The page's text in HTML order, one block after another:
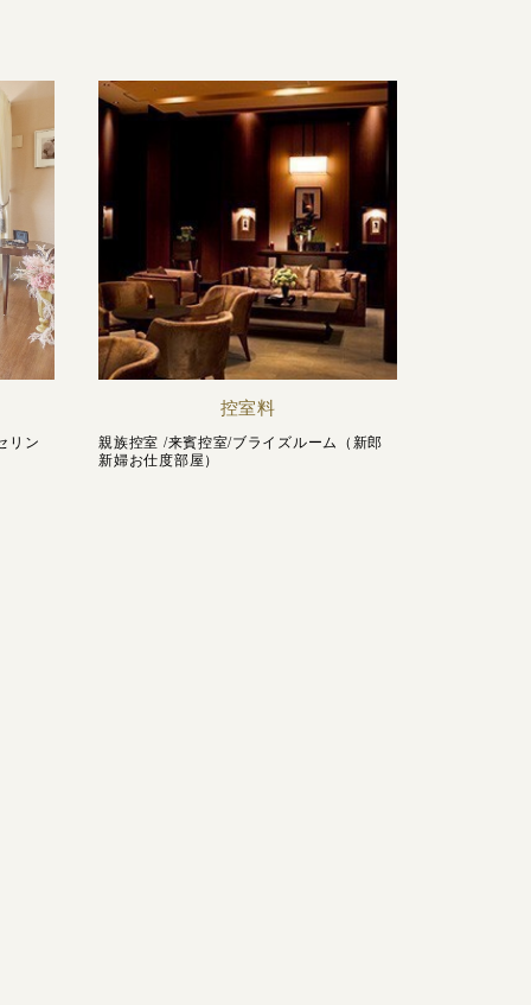
リン
控室料
親族控室 /来賓控室/ブライズルーム（新郎
新婦お仕度部屋）